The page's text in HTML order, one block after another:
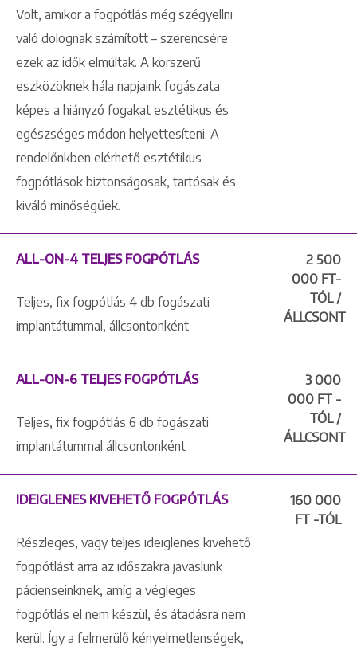
Volt, amikor a fogpótlás még szégyellni
való dolognak számított – szerencsére
ezek az idők elmúltak. A korszerű
eszközöknek hála napjaink fogászata
képes a hiányzó fogakat esztétikus és
egészséges módon helyettesíteni. A
rendelőnkben elérhető esztétikus
fogpótlások biztonságosak, tartósak és
kiváló minőségűek.
ALL-ON-4 TELJES FOGPÓTLÁS
Teljes, fix fogpótlás 4 db fogászati
implantátummal, állcsontonként
2 500
000 FT-
TÓL /
ÁLLCSONT
ALL-ON-6 TELJES FOGPÓTLÁS
Teljes, fix fogpótlás 6 db fogászati
implantátummal állcsontonként
3 000
000 FT -
TÓL /
ÁLLCSONT
IDEIGLENES KIVEHETŐ FOGPÓTLÁS
Részleges, vagy teljes ideiglenes kivehető
fogpótlást arra az időszakra javaslunk
pácienseinknek, amíg a végleges
fogpótlás el nem készül, és átadásra nem
kerül. Így a felmerülő kényelmetlenségek,
160 000
FT -TÓL